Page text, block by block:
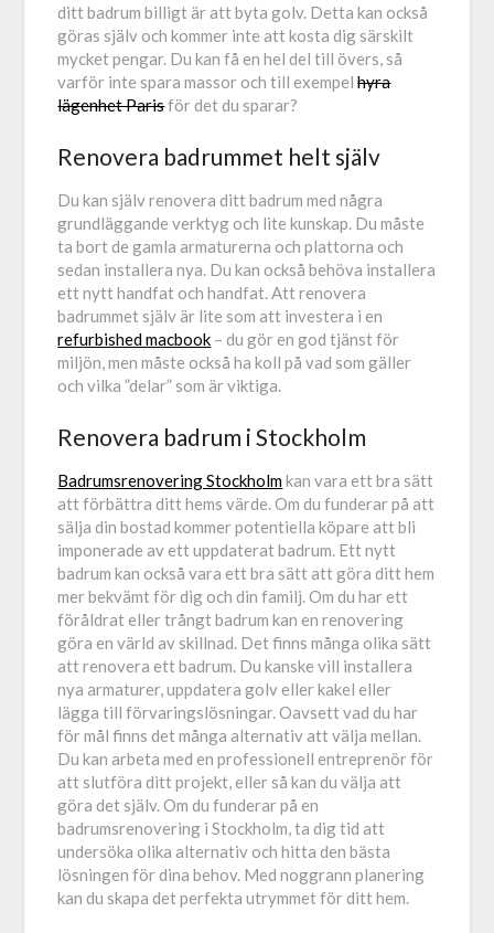
ditt badrum billigt är att byta golv. Detta kan också
göras själv och kommer inte att kosta dig särskilt
mycket pengar. Du kan få en hel del till övers, så
varför inte spara massor och till exempelhyra
lägenhet Parisför det du sparar?
Renovera badrummet helt själv
Du kan själv renovera ditt badrum med några
grundläggande verktyg och lite kunskap. Du måste
ta bort de gamla armaturerna och plattorna och
sedan installera nya. Du kan också behöva installera
ett nytt handfat och handfat. Att renovera
badrummet själv är lite som att investera i en
refurbished macbook – du gör en god tjänst för
miljön, men måste också ha koll på vad som gäller
och vilka ”delar” som är viktiga.
Renovera badrum i Stockholm
Badrumsrenovering Stockholmkan vara ett bra sätt
att förbättra ditt hems värde. Om du funderar på att
sälja din bostad kommer potentiella köpare att bli
imponerade av ett uppdaterat badrum. Ett nytt
badrum kan också vara ett bra sätt att göra ditt hem
mer bekvämt för dig och din familj. Om du har ett
föråldrat eller trångt badrum kan en renovering
göra en värld av skillnad. Det finns många olika sätt
att renovera ett badrum. Du kanske vill installera
nya armaturer, uppdatera golv eller kakel eller
lägga till förvaringslösningar. Oavsett vad du har
för mål finns det många alternativ att välja mellan.
Du kan arbeta med en professionell entreprenör för
att slutföra ditt projekt, eller så kan du välja att
göra det själv. Om du funderar på en
badrumsrenovering i Stockholm, ta dig tid att
undersöka olika alternativ och hitta den bästa
lösningen för dina behov. Med noggrann planering
kan du skapa det perfekta utrymmet för ditt hem.